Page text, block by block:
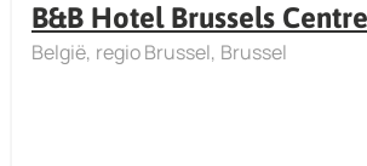
B&B Hotel Brussels
België regio Brussel Brussel